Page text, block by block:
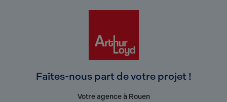
Faîtes-nous part de votre projet !
Votre agence à Rouen